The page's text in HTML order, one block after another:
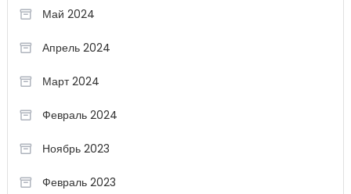
Май 2024
Апрель 2024
Март 2024
Февраль 2024
Ноябрь 2023
Февраль 2023